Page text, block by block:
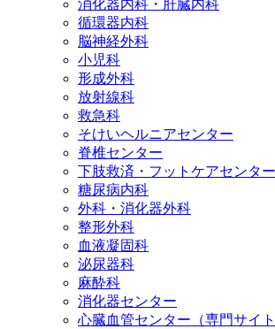
消化器内科・肝臓内科
循環器内科
脳神経外科
小児科
形成外科
放射線科
救急科
そけいヘルニアセンター
脊椎センター
下肢救済・フットケアセンター
糖尿病内科
外科・消化器外科
整形外科
血液凝固科
泌尿器科
麻酔科
消化器センター
心臓血管センター（専門サイト